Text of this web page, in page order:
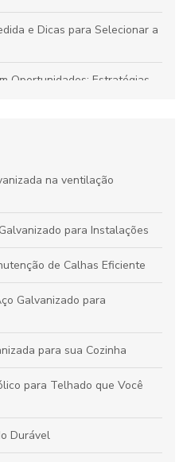
e Dicas para Selecionar a
Oportunidades: Estratégias
a Proteção Ideal
Casa
Protege Sua Casa e
na ventilação
para Instalações
de Calhas Eficiente
Galvanizado para
para sua Cozinha
para Telhado que Você
Durável